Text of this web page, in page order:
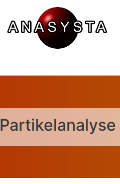
Partikelanalyse